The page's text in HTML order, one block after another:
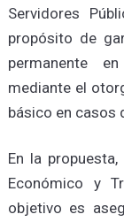
Servidores
propósito de
permanente
mediante el
básico en casos
En la
Económico y
objetivo es